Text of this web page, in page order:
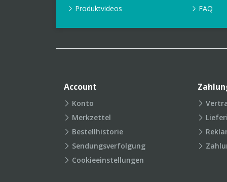
Produktvideos
FAQ
Account
Konto
Merkzettel
Bestellhistorie
Sendungsverfolgung
Cookieeinstellungen